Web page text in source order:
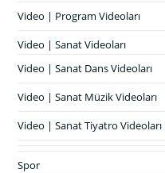
Video | Program Videoları
Video | Sanat Videoları
Video | Sanat Dans Videoları
Video | Sanat Müzik Videoları
Video | Sanat Tiyatro Videoları
Spor